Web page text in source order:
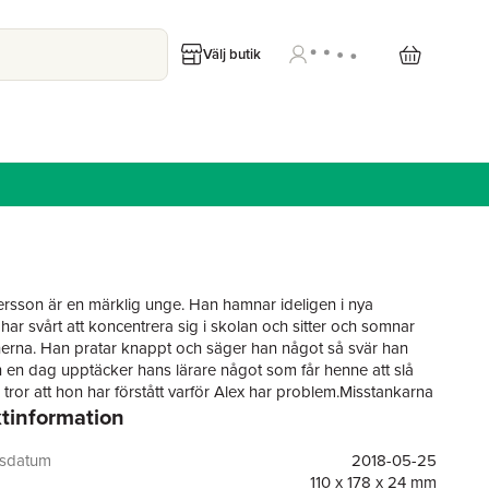
Välj butik
är en märklig unge. Han hamnar ideligen i nya
svårt att koncentrera sig i skolan och sitter och somnar
Han pratar knappt och säger han något så svär han
en dag upptäcker hans lärare något som får henne att slå
tror att hon har förstått varför Alex har problem.Misstankarna
allvar. Alex tvångsomhändertas av socialen och polisen
Alex så illa. Sophia Weber, delägare på en liten advokatbyrå
utses till Alex advokat.Advokat Sophia Weber får aldrig
2018-05-25
110 x 178 x 24 mm